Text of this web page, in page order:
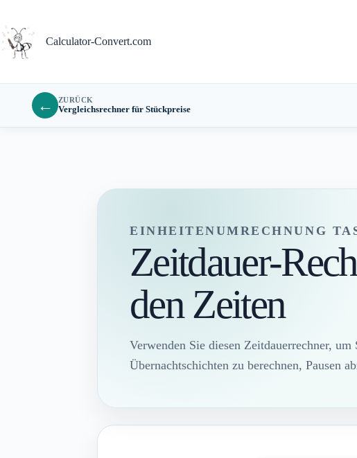
springen
Calculator-Convert.com
← ZURÜCK
Vergleichsrechner für Stückpreise
EINHEITENUMRECHNUNG
Zeitdauer-
den Zeiten
Verwenden Sie diesen Zeitdauerrechner,
Übernachtschichten zu berechnen, Pausen